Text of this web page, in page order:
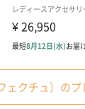
ェクチュ）」
の高い商品を取
のフォントに
ェクチュ）のプ